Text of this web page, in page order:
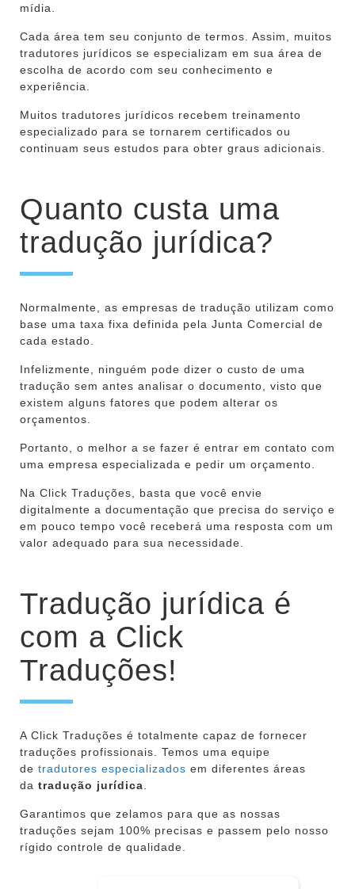
mídia.
Cada área tem seu conjunto de termos. Assim, muitos
tradutores jurídicos se especializam em sua área de
escolha de acordo com seu conhecimento e
experiência.
Muitos tradutores jurídicos recebem treinamento
especializado para se tornarem certificados ou
continuam seus estudos para obter graus adicionais.
Quanto custa uma
tradução jurídica?
Normalmente, as empresas de tradução utilizam como
base uma taxa fixa definida pela Junta Comercial de
cada estado.
Infelizmente, ninguém pode dizer o custo de uma
tradução sem antes analisar o documento, visto que
existem alguns fatores que podem alterar os
orçamentos.
Portanto, o melhor a se fazer é entrar em contato com
uma empresa especializada e pedir um orçamento.
Na Click Traduções, basta que você envie
digitalmente a documentação que precisa do serviço e
em pouco tempo você receberá uma resposta com um
valor adequado para sua necessidade.
Tradução jurídica é
com a Click
Traduções!
A Click Traduções é totalmente capaz de fornecer
traduções profissionais. Temos uma equipe
de tradutores especializados em diferentes áreas
da tradução jurídica
Garantimos que zelamos para que as nossas
traduções sejam 100% precisas e passem pelo nosso
rígido controle de qualidade.